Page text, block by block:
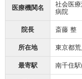
医療機関名
社会医
病院
院長 斎藤 整
所在地 東京都
最寄駅 南千住駅